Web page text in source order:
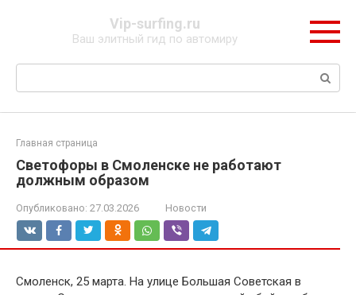
Vip-surfing.ru
Ваш элитный гид по автомиру
Поиск:
Главная страница
Светофоры в Смоленске не работают
должным образом
Опубликовано: 27.03.2026 Новости
Смоленск, 25 марта. На улице Большая Советская в